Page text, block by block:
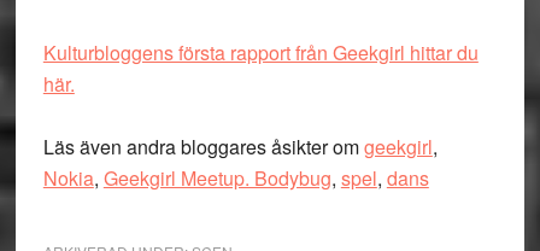
Kulturbloggens första rapport från Geekgirl hittar du
här.
Läs även andra bloggares åsikter omgeekgirl,
Nokia, Geekgirl Meetup. Bodybug, spel, dans